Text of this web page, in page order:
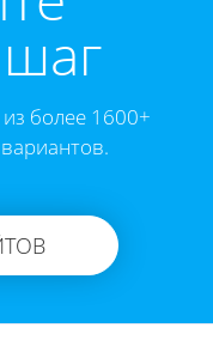
более 1600+